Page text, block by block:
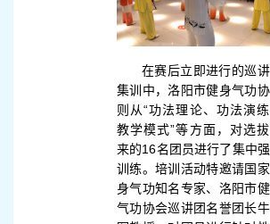
在赛后立即进行的巡
集训中，洛阳市健身气功
则从“功法理论、功法演练
教学模式”等方面，对选
来的16名团员进行了集中
训练。培训活动特邀请国
身气功知名专家、洛阳市
气功协会巡讲团名誉团长